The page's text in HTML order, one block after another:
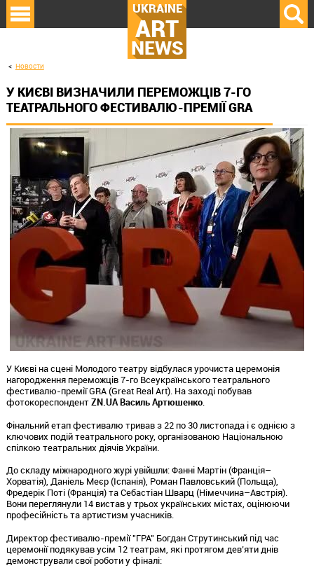
UKRAINE
ART
NEWS
Новости
У КИЄВІ ВИЗНАЧИЛИ ПЕРЕМОЖЦІВ 7-ГО
ТЕАТРАЛЬНОГО ФЕСТИВАЛЮ-ПРЕМІЇ GRA
У Києві на сцені Молодого театру відбулася урочиста церемонія
нагородження переможців 7-го Всеукраїнського театрального
фестивалю-премії GRA (Great Real Art). На заході побував
фотокореспондентZN.UA Василь Артюшенко.
Фінальний етап фестивалю тривав з 22 по 30 листопада і є однією з
ключових подій театрального року, організованою Національною
спілкою театральних діячів України.
До складу міжнародного журі увійшли: Фанні Мартін (Франція–
Хорватія), Даніель Меєр (Іспанія), Роман Павловський (Польща),
Фредерік Поті (Франція) та Себастіан Шварц (Німеччина–Австрія).
Вони переглянули 14 вистав у трьох українських містах, оцінюючи
професійність та артистизм учасників.
Директор фестивалю-премії "ГРА" Богдан Струтинський під час
церемонії подякував усім 12 театрам, які протягом дев’яти днів
демонстрували свої роботи у фіналі: